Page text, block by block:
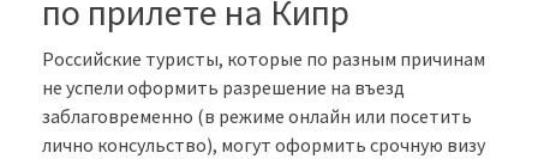
по прилете на Кипр
Российские туристы, которые по разным причинам
не успели оформить разрешение на въезд
заблаговременно (в режиме онлайн или посетить
лично консульство), могут оформить срочную визу